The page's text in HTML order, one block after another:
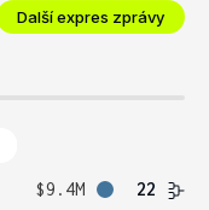
Další expres zprávy
$9.4M
22